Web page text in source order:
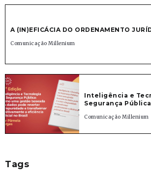
A (IN)EFICÁCIA DO ORDENAMENTO
Comunicação Millenium
Inteligência e
Segurança
Comunicação Millenium
Tags